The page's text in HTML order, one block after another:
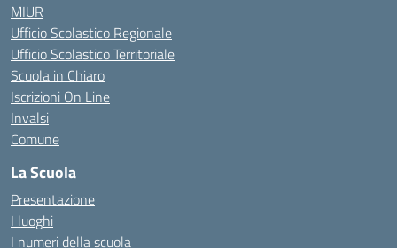
MIUR
Ufficio Scolastico Regionale
Ufficio Scolastico Territoriale
Scuola in Chiaro
Iscrizioni On Line
Invalsi
Comune
La Scuola
Presentazione
I luoghi
I numeri della scuola